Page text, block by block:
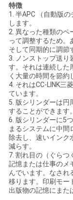
求
し
な
さ
い
地
図
PRIVACY
POLICY
特徴
1. 半APC （自動版
します。
2. 異なった種類のペ
って調整するため。
そして同期的に調節
3. ノンストップ送り
す。それは連続した
く大量の時間を節約
4. それはCC-LINK三
ています。
5. 版シリンダーは円
することができます。
6. 版シリンダーに5
まるシステムに中間
除去し、速いインク
減らす。
7. 割れ目の（ぐら
記憶または仕事のメ
んでいます。なされ
移ります。印刷モー
出版物の記憶にまた